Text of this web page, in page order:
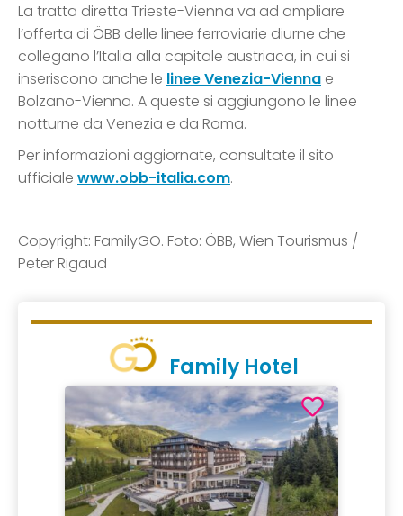
La tratta diretta Trieste-Vienna va ad ampliare
l’offerta di ÖBB delle linee ferroviarie diurne che
collegano l’Italia alla capitale austriaca, in cui si
inseriscono anche le linee Venezia-Vienna e
Bolzano-Vienna. A queste si aggiungono le linee
notturne da Venezia e da Roma.
Per informazioni aggiornate, consultate il sito
ufficiale www.obb-italia.com.
Copyright: FamilyGO. Foto: ÖBB, Wien Tourismus /
Peter Rigaud
Family Hotel